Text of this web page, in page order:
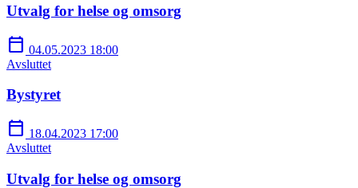
Utvalg for helse og omsorg
calendar_today 04.05.2023 18:00
Avsluttet
Bystyret
calendar_today 18.04.2023 17:00
Avsluttet
Utvalg for helse og omsorg